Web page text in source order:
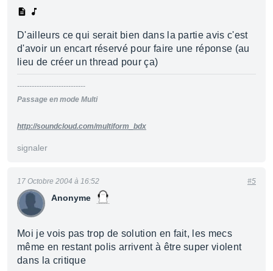
D'ailleurs ce qui serait bien dans la partie avis c'est
d'avoir un encart réservé pour faire une réponse (au
lieu de créer un thread pour ça)
----------------------------
Passage en mode Multi
http://soundcloud.com/multiform_bdx
signaler
Anonyme
17 Octobre 2004 à 16:52 #5
Moi je vois pas trop de solution en fait, les mecs
même en restant polis arrivent à être super violent
dans la critique